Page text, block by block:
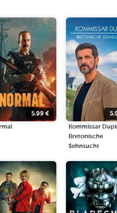
5.99 €
Kommissar
Bretonische
Sehnsucht